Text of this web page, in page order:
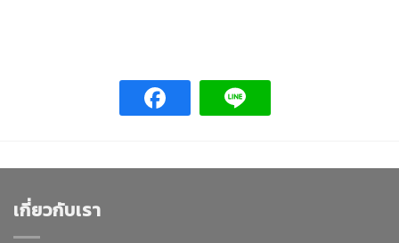
เกี่ยวกับเรา